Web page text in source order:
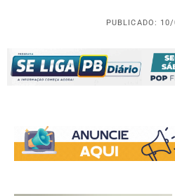
PUBLICADO: